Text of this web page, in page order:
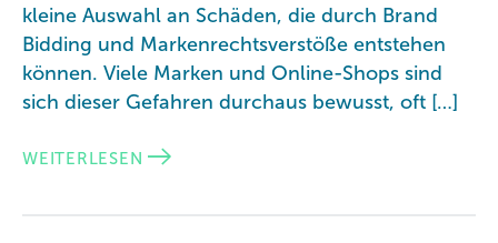
kleine Auswahl an Schäden, die durch Brand
Bidding und Markenrechtsverstöße entstehen
können. Viele Marken und Online-Shops sind
sich dieser Gefahren durchaus bewusst, oft […]
WEITERLESEN